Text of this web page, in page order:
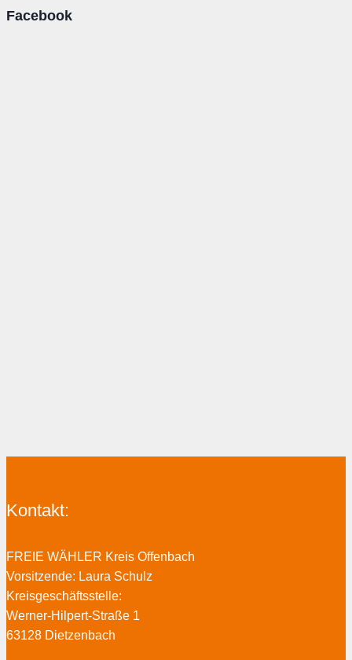
Facebook
Kontakt:
FREIE WÄHLER Kreis Offenbach
Vorsitzende: Laura Schulz
Kreisgeschäftsstelle:
Werner-Hilpert-Straße 1
63128 Dietzenbach